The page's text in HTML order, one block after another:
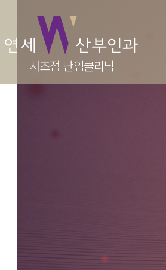
서초점 난임클리닉
병원소개
의료진